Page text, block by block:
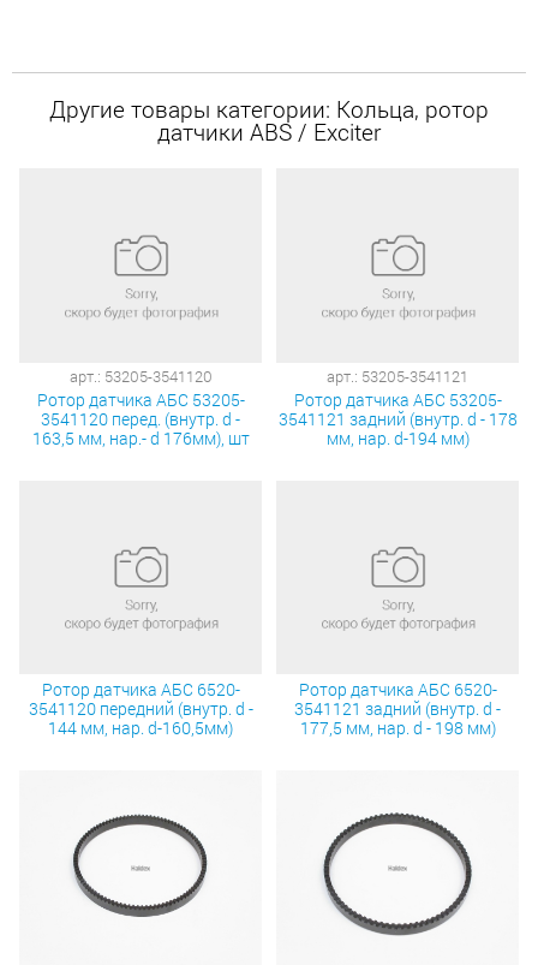
Другие товары категории: Кольца, ротор
датчики ABS / Exciter
арт.: 53205-3541120
Ротор датчика АБС 53205-
3541120 перед. (внутр. d -
163,5 мм, нар.- d 176мм), шт
арт.: 53205-3541121
Ротор датчика АБС 53205-
3541121 задний (внутр. d - 178
мм, нар. d-194 мм)
Ротор датчика АБС 6520-
3541120 передний (внутр. d -
144 мм, нар. d-160,5мм)
Ротор датчика АБС 6520-
3541121 задний (внутр. d -
177,5 мм, нар. d - 198 мм)